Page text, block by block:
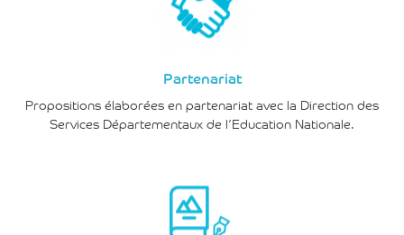
Partenariat
Propositions élaborées en partenariat avec la Direction des
Services Départementaux de l’Education Nationale.